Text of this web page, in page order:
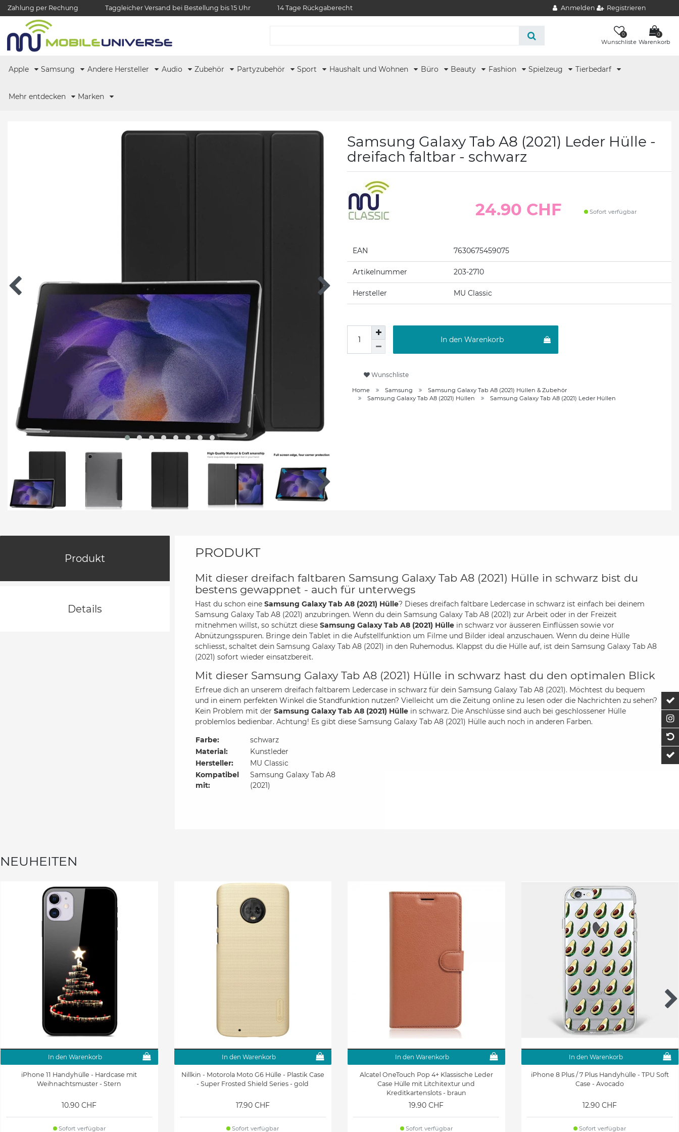
Zahlung per Rechung Taggleicher Versand bei Bestellung bis 15 Uhr 14 Tage Rückgaberecht Anmelden Registrieren
0
Wunschliste
0
Warenkorb
Apple Samsung Andere Hersteller Audio Zubehör Partyzubehör Sport Haushalt und Wohnen Büro Beauty Fashion Spielzeug Tierbedarf
Mehr entdecken Marken
Samsung Galaxy Tab A8 (2021) Leder Hülle -
dreifach faltbar - schwarz
24.90 CHF Sofort verfügbar
EAN 7630675459075
Artikelnummer 203-2710
Hersteller MU Classic
In den Warenkorb
Wunschliste
Home Samsung
Samsung Galaxy Tab A8 (2021) Hüllen & Zubehör
Samsung Galaxy Tab A8 (2021) Hüllen
Samsung Galaxy Tab A8 (2021) Leder Hüllen
Produkt
Details
PRODUKT
Mit dieser dreifach faltbaren Samsung Galaxy Tab A8 (2021) Hülle in schwarz bist du
bestens gewappnet - auch für unterwegs
Hast du schon eine Samsung Galaxy Tab A8 (2021) Hülle? Dieses dreifach faltbare Ledercase in schwarz ist einfach bei deinem
Samsung Galaxy Tab A8 (2021) anzubringen. Wenn du dein Samsung Galaxy Tab A8 (2021) zur Arbeit oder in der Freizeit
mitnehmen willst, so schützt diese Samsung Galaxy Tab A8 (2021) Hülle in schwarz vor äusseren Einflüssen sowie vor
Abnützungsspuren. Bringe dein Tablet in die Aufstellfunktion um Filme und Bilder ideal anzuschauen. Wenn du deine Hülle
schliesst, schaltet dein Samsung Galaxy Tab A8 (2021) in den Ruhemodus. Klappst du die Hülle auf, ist dein Samsung Galaxy Tab A8
(2021) sofort wieder einsatzbereit.
Mit dieser Samsung Galaxy Tab A8 (2021) Hülle in schwarz hast du den optimalen Blick
Erfreue dich an unserem dreifach faltbarem Ledercase in schwarz für dein Samsung Galaxy Tab A8 (2021). Möchtest du bequem
und in einem perfekten Winkel die Standfunktion nutzen? Vielleicht um die Zeitung online zu lesen oder die Nachrichten zu sehen?
Kein Problem mit der Samsung Galaxy Tab A8 (2021) Hülle in schwarz. Die Anschlüsse sind auch bei geschlossener Hülle
problemlos bedienbar. Achtung! Es gibt diese Samsung Galaxy Tab A8 (2021) Hülle auch noch in anderen Farben.
Farbe:
schwarz
Material:
Kunstleder
Hersteller:
MU Classic
Kompatibel
mit:
Samsung Galaxy Tab A8
(2021)
NEUHEITEN
In den Warenkorb
iPhone 11 Handyhülle - Hardcase mit
Weihnachtsmuster - Stern
10.90 CHF
Sofort verfügbar
In den Warenkorb
Nillkin - Motorola Moto G6 Hülle - Plastik Case
- Super Frosted Shield Series - gold
17.90 CHF
Sofort verfügbar
In den Warenkorb
Alcatel OneTouch Pop 4+ Klassische Leder
Case Hülle mit Litchitextur und
Kreditkartenslots - braun
19.90 CHF
Sofort verfügbar
In den Warenkorb
iPhone 8 Plus / 7 Plus Handyhülle - TPU Soft
Case - Avocado
12.90 CHF
Sofort verfügbar